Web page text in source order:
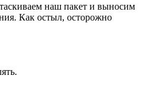
наш пакет и выносим
Как остыл, осторожно